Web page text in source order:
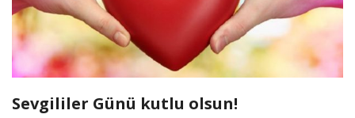
Sevgililer Günü kutlu olsun!